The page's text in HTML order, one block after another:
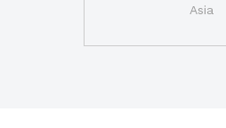
Asia